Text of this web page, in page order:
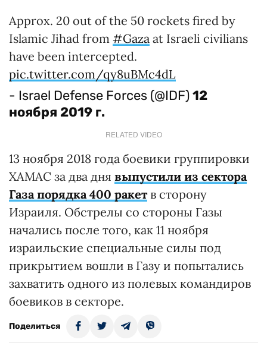
Approx. 20 out of the 50 rockets fired by
Islamic Jihad from #Gaza at Israeli civilians
have been intercepted.
pic.twitter.com/qy8uBMc4dL
- Israel Defense Forces (@IDF)12
ноября 2019 г.
RELATED VIDEO
13 ноября 2018 года боевики группировки
ХАМАС за два дня выпустили из сектора
Газа порядка 400 ракетв сторону
Израиля. Обстрелы со стороны Газы
начались после того, как 11 ноября
израильские специальные силы под
прикрытием вошли в Газу и попытались
захватить одного из полевых командиров
боевиков в секторе.
Поделиться